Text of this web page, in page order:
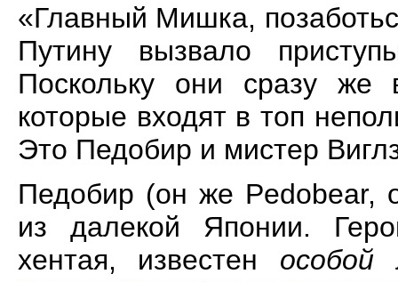
«Главный Мишка,
Путину вызвало
Поскольку они сразу же
которые входят в топ
Это Педобир и мистер
Педобир (он же
из далекой Японии.
хентая, известен особой